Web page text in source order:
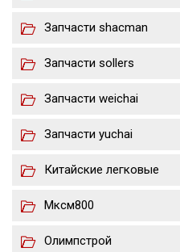
Запчасти shacman
Запчасти sollers
Запчасти weichai
Запчасти yuchai
Китайские легковые
Мксм800
Олимпстрой